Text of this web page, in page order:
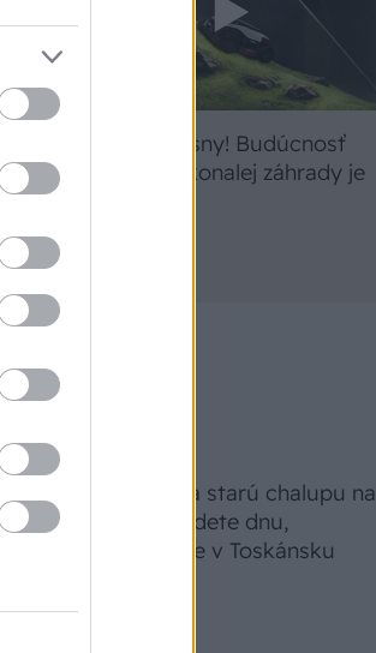
Žite svoje sny! Budúcnosť
údržby dokonalej záhrady je
Morave prerobila starú chalupu na
Keď vojdete dnu,
že nie ste v Toskánsku